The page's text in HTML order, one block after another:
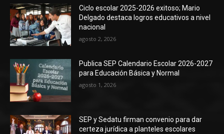
Ciclo escolar 2025-2026 exitoso; Mario
Delgado destaca logros educativos a nivel
nacional
agosto 2, 2026
Publica SEP Calendario Escolar 2026-2027
para Educación Básica y Normal
agosto 1, 2026
SEP y Sedatu firman convenio para dar
certeza jurídica a planteles escolares